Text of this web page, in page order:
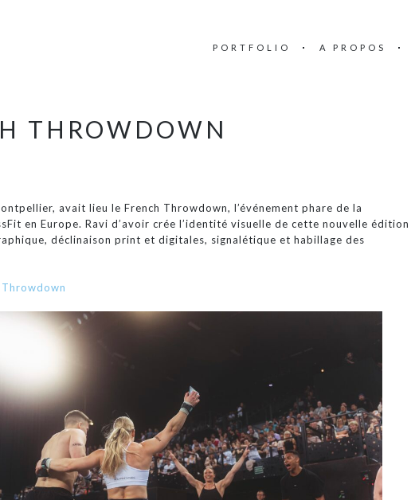
PORTFOLIO A PROPOS
THROWDOWN
avait lieu le French Throwdown, l’événement phare de la
en Europe. Ravi d’avoir crée l’identité visuelle de cette nouvelle édition
déclinaison print et digitales, signalétique et habillage des